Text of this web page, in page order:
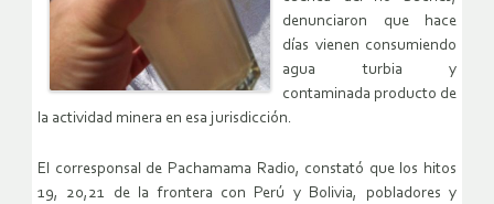
denunciaron que hace
días vienen consumiendo
agua turbia y
contaminada producto de
la actividad minera en esa jurisdicción.
El corresponsal de Pachamama Radio, constató que los hitos
19, 20,21 de la frontera con Perú y Bolivia, pobladores y